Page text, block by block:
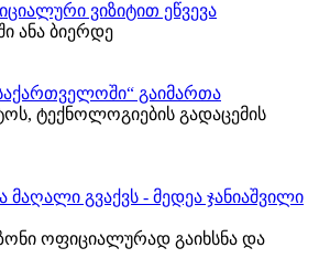
ვიზიტით ეწვევა
ანა ბიერდე
გაიმართა
ტექნოლოგიების გადაცემის
გვაქვს - მედეა ჯანიაშვილი
ოფიციალურად გაიხსნა და